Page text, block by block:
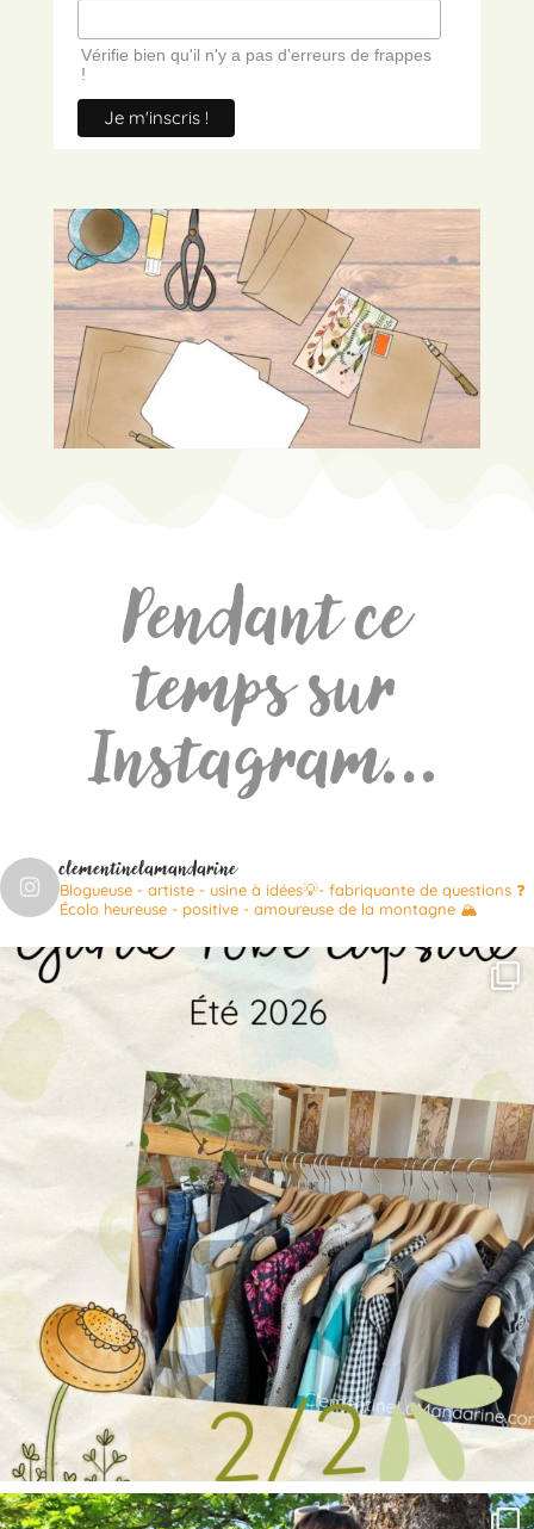
Vérifie bien qu'il n'y a pas d'erreurs de frappes
!
Pendant ce
temps sur
Instagram…
clementinelamandarine
Blogueuse - artiste - usine à idées💡- fabriquante de questions ❓
Écolo heureuse - positive - amoureuse de la montagne 🏔️